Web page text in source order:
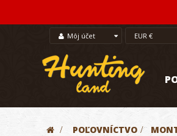
Môj účet EUR €
> POĽOVNÍCTVO >